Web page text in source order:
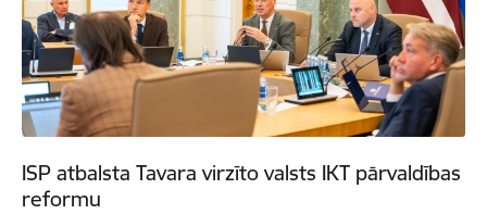
ISP atbalsta Tavara virzīto valsts IKT pārvaldības
reformu